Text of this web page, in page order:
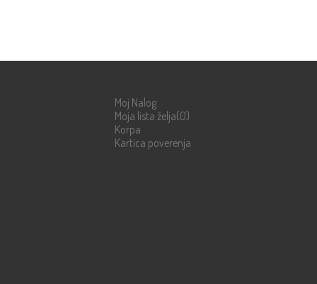
Moj Nalog
Moja lista želja(0)
Korpa
Kartica poverenja